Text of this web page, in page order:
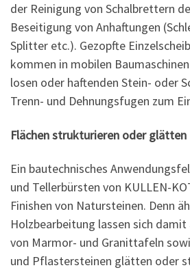
der Reinigung von Schalbrettern
Beseitigung von Anhaftungen
Splitter etc.). Gezopfte
kommen in mobilen
losen oder haftenden Stein- oder
Trenn- und Dehnungsfugen zum
Flächen strukturieren oder glätten
Ein bautechnisches
und Tellerbürsten von KULLEN-
Finishen von Natursteinen. Denn
Holzbearbeitung lassen sich
von Marmor- und Granittafeln
und Pflastersteinen glätten oder